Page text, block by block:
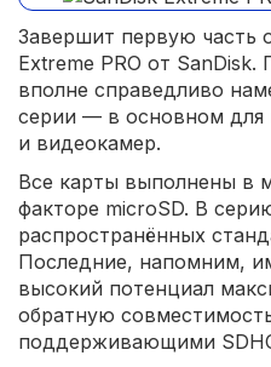
Завершит первую часть
Extreme PRO от SanDisk.
вполне справедливо
серии — в основном для
и видеокамер.
Все карты выполнены в
факторе microSD. В
распространённых
Последние, напомним,
высокий потенциал
обратную
поддерживающими